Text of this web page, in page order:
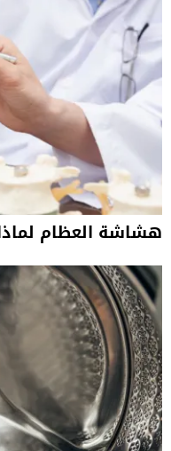
هشاشة العظام